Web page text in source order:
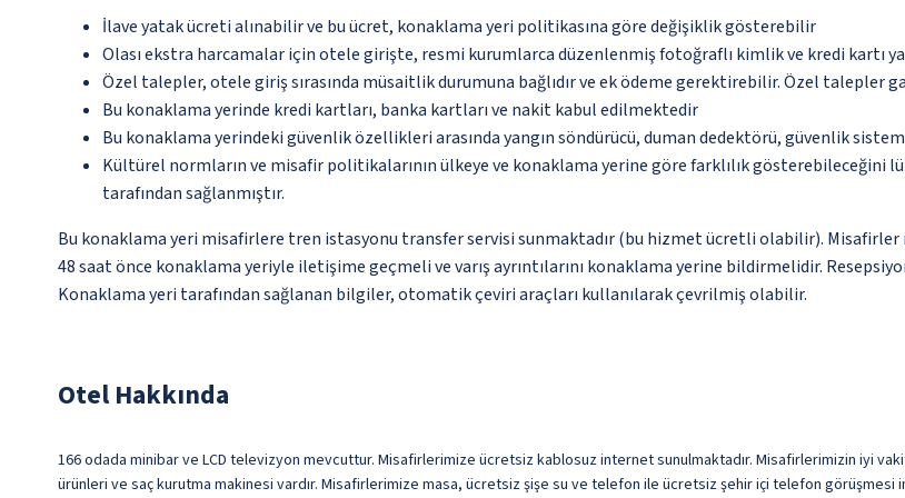
İlave yatak ücreti alınabilir ve bu ücret, konaklama yeri politikasına göre değişiklik gösterebilir
Olası ekstra harcamalar için otele girişte, resmi kurumlarca düzenlenmiş fotoğraflı kimlik ve kredi kartı
Özel talepler, otele giriş sırasında müsaitlik durumuna bağlıdır ve ek ödeme gerektirebilir. Özel talepler
Bu konaklama yerinde kredi kartları, banka kartları ve nakit kabul edilmektedir
Bu konaklama yerindeki güvenlik özellikleri arasında yangın söndürücü, duman dedektörü, güvenlik
Kültürel normların ve misafir politikalarının ülkeye ve konaklama yerine göre farklılık
tarafından sağlanmıştır.
Bu konaklama yeri misafirlere tren istasyonu transfer servisi sunmaktadır (bu hizmet ücretli olabilir).
48 saat önce konaklama yeriyle iletişime geçmeli ve varış ayrıntılarını konaklama yerine bildirmelidir.
Konaklama yeri tarafından sağlanan bilgiler, otomatik çeviri araçları kullanılarak çevrilmiş olabilir.
Otel Hakkında
166 odada minibar ve LCD televizyon mevcuttur. Misafirlerimize ücretsiz kablosuz internet sunulmaktadır. Misafirlerimizin iyi
ürünleri ve saç kurutma makinesi vardır. Misafirlerimize masa, ücretsiz şişe su ve telefon ile ücretsiz şehir içi telefon görüşmesi